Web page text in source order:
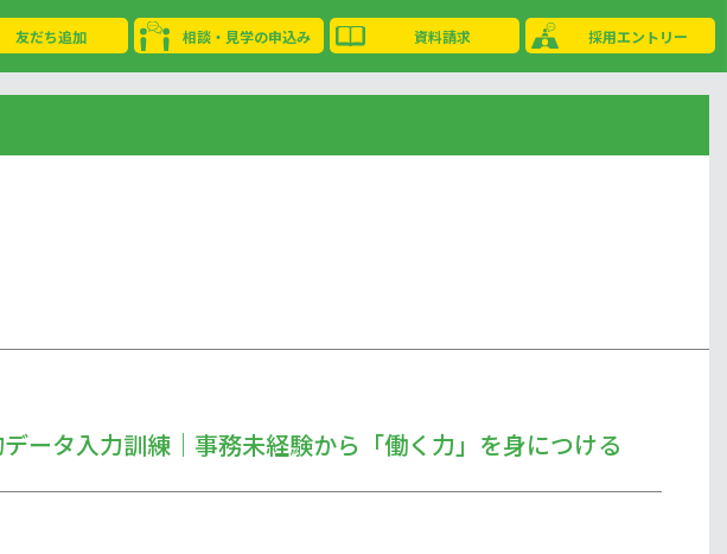
友だち追加 相談・見学の申込み 資料請求 採用エントリー
ータ入力訓練｜事務未経験から「働く力」を身につける